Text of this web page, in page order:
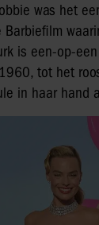
was het
Barbiefilm
is een-op-
tot het
in haar hand